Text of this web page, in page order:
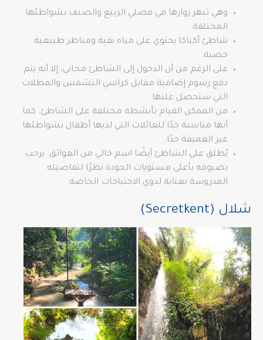
وهي تبهر زوارها في فصلي الربيع والصيف بشواطئها
المختلفة.
شاطئ أكياكا يحتوي على مياه نقية ومناظر طبيعية
خصبة.
على الرغم من أن الدخول إلى الشاطئ مجاني، إلا أنه يتم
دفع رسوم إضافية مقابل كراسي التشمس والمظلات
التي ستحصل عليها.
من الممكن القيام بأنشطة مختلفة على الشاطئ. كما
أنها مناسبة جدًا للعائلات التي لديها أطفال بشواطئها
غير العميقة جدًا.
يُطلق على الشاطئ أيضًا اسم خالي من العوائق. يرحب
بضيوفه بأعلى مستويات الجودة نظرًا لتفاصيله
المدروسة بعناية لذوي الاحتياجات الخاصة.
شلال (Secretkent)